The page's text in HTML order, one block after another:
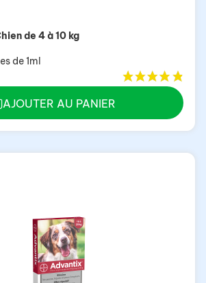
de 4 à 10 kg
de 1ml
AJOUTER AU PANIER